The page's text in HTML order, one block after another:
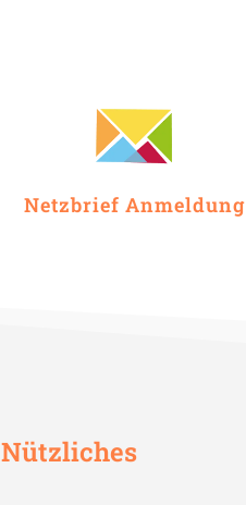
Netzbrief Anmeldung
Nützliches